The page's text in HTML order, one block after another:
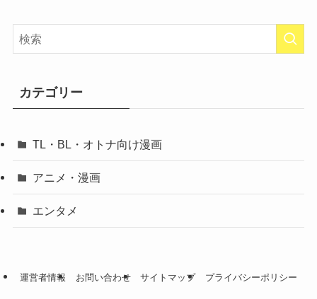
カテゴリー
TL・BL・オトナ向け漫画
アニメ・漫画
エンタメ
運営者情報 お問い合わせ サイトマップ プライバシーポリシー